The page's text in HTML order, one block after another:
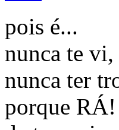
pois é...
nunca te vi,
nunca ter
porque